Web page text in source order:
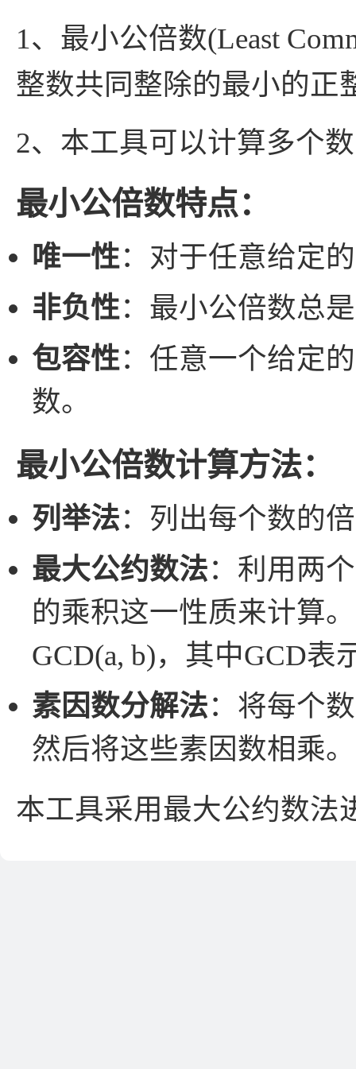
1、最小公倍数(Least
整数共同整除的最小的正
2、本工具可以计算多个
最小公倍数特点：
唯一性：对于任意给定
非负性：最小公倍数总
包容性：任意一个给定
数。
最小公倍数计算方法：
列举法：列出每个数的
最大公约数法：利用两
的乘积这一性质来计算
GCD(a, b)，其中GCD表
素因数分解法：将每个
然后将这些素因数相乘。
本工具采用最大公约数法